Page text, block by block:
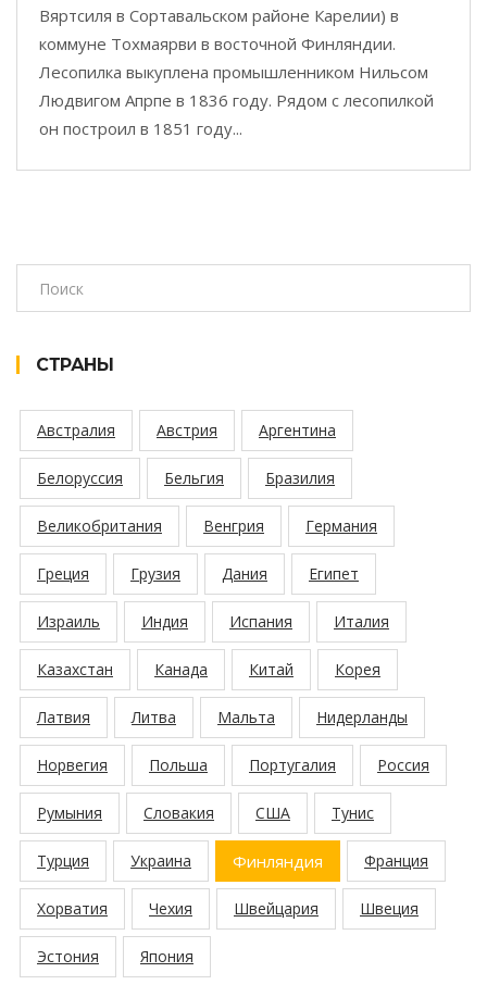
Вяртсиля в Сортавальском районе Карелии) в
коммуне Тохмаярви в восточной Финляндии.
Лесопилка выкуплена промышленником Нильсом
Людвигом Апрпе в 1836 году. Рядом с лесопилкой
он построил в 1851 году...
СТРАНЫ
Австралия Австрия Аргентина
Белоруссия Бельгия Бразилия
Великобритания Венгрия Германия
Греция Грузия Дания Египет
Израиль Индия Испания Италия
Казахстан Канада Китай Корея
Латвия Литва Мальта Нидерланды
Норвегия Польша Португалия Россия
Румыния Словакия США Тунис
Турция Украина Финляндия Франция
Хорватия Чехия Швейцария Швеция
Эстония Япония